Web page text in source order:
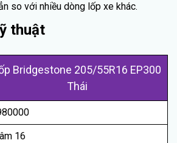
so với nhiều dòng lốp xe khác.
thuật
p Bridgestone 205/55R16 EP300
Thái
16